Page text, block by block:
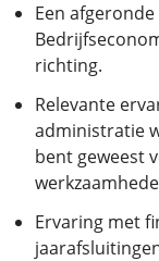
Een
richting.
Relevante
administratie
bent geweest
Ervaring met